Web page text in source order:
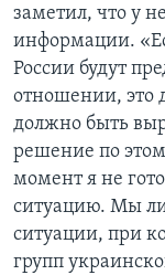
заметил, что у
информации.
России будут
отношении, это
должно быть
решение по
момент я не
ситуацию. Мы
ситуации, при
групп